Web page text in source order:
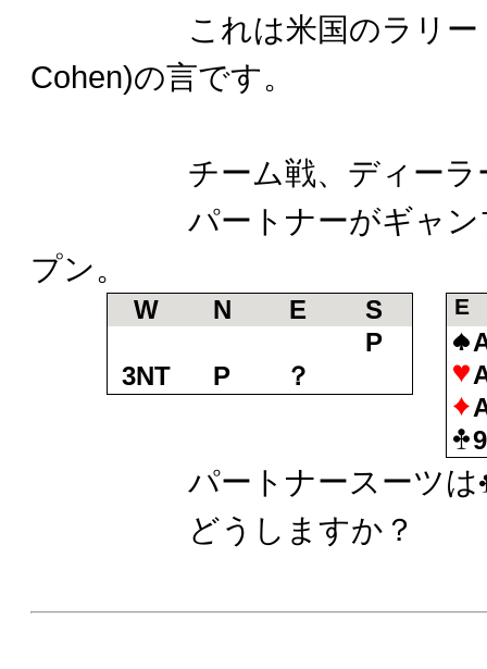
これは米国のラリー・
Cohen)の言です。
チーム戦、ディーラー
パートナーがギャンブ
プン。
W N E
S
P
3NT
P ？
E
パートナースーツは
どうしますか？